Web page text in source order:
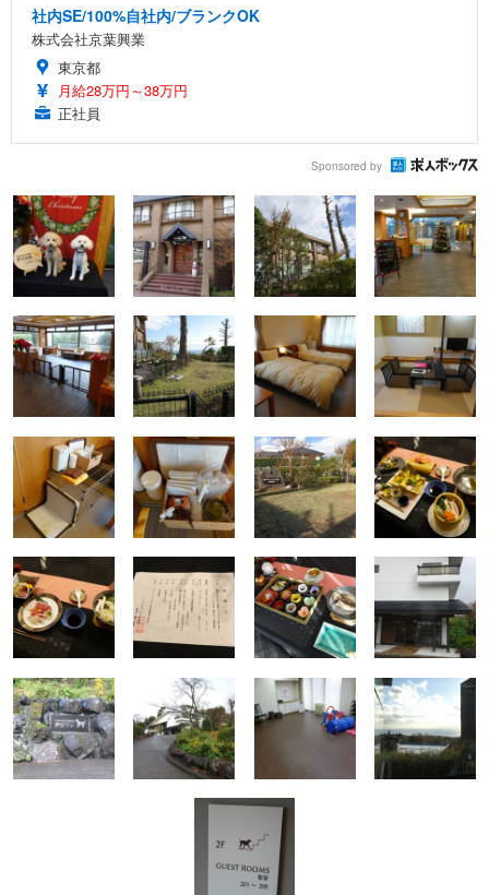
社内SE/100%自社内/ブランクOK
株式会社京葉興業
東京都
月給28万円～38万円
正社員
Sponsored by